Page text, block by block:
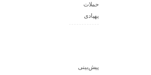
حملات
پهپادی
پیش‌بینی